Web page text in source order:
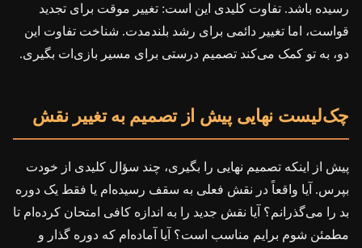
رسیده باشد. تفاوت کلیدی این است: تغییر موقت برای تجدید
قواست، اما تغییر دائمی برای رشد بلندمدت. شناخت تفاوت این
دو، به تو کمک می‌کند تصمیم درستی برای مسیر بازی‌ات بگیری.
چک‌لیست نهایی پیش از تصمیم به تغییر نقش
پیش از اینکه تصمیم نهایی را بگیری، چند سؤال کلیدی از خودت
بپرس. آیا واقعاً در نقش فعلی به سقف رسیده‌ام یا فقط یک دوره
بد را می‌گذرانم؟ آیا نقش جدید را به اندازه کافی امتحان کرده‌ام تا
مطمئن شوم برایم مناسب است؟ آیا آماده‌ام که دوره گذار و